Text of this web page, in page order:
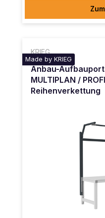
KRIEG
Made by KRIEG
Anbau-
MULTIPLAN /
Reihenverkettung